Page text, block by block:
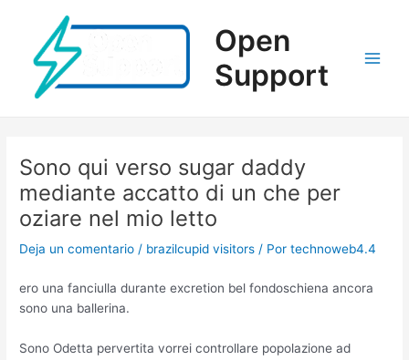
contenido
Open
Support
Sono qui verso sugar daddy
mediante accatto di un che per
oziare nel mio letto
Deja un comentario / brazilcupid visitors / Portechnoweb4.4
ero una fanciulla durante excretion bel fondoschiena ancora
sono una ballerina.
Sono Odetta pervertita vorrei controllare popolazione ad